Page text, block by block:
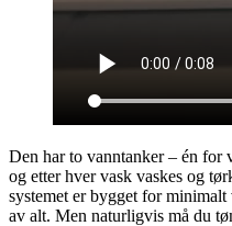
Den har to vanntanker – én
og etter hver vask vaskes og
systemet er bygget for
av alt. Men naturligvis må du